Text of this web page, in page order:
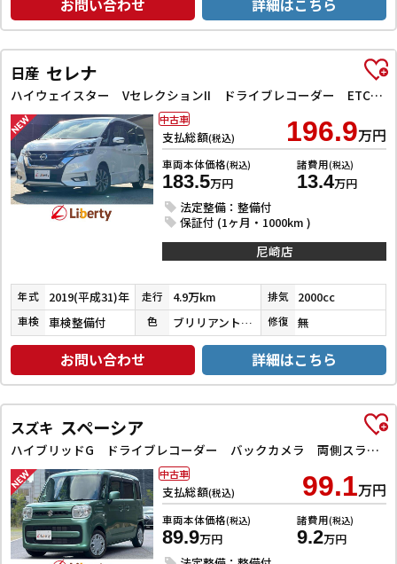
お問い合わせ 詳細はこちら
日産 セレナ
ハイウェイスター VセレクションII ドライブレコーダー ETC バックカメラ サイドカメラ ナビ TV クリアランスソナー オートクルーズコントロール パークアシスト 衝突被害軽減システム 両側電動スライドドア オートライト
支払総額(税込) 196.9万円
車両本体価格(税込)
183.5万円
諸費用(税込)
13.4万円
法定整備：整備付
保証付 (1ヶ月・1000km )
中古車
尼崎店
年式 2019(平成31)年 走行 4.9万km 排気 2000cc
車検 車検整備付 色 ブリリアントホワイトパール３コートパール 修復 無
お問い合わせ 詳細はこちら
スズキ スペーシア
ハイブリッドG ドライブレコーダー バックカメラ 両側スライドドア ナビ TV スマートキー アイドリングストップ 電動格納ミラー ベンチシート CVT ESC CD DVD再生 Bluetooth エアコン
支払総額(税込) 99.1万円
車両本体価格(税込)
89.9万円
諸費用(税込)
9.2万円
中古車